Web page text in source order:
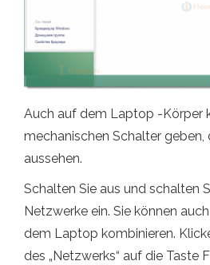
Auch auf dem Laptop -Körper
mechanischen Schalter
aussehen.
Schalten Sie aus und schalten
Netzwerke ein. Sie können
dem Laptop kombinieren.
des „Netzwerks“ auf die Taste